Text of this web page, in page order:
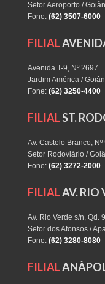
Setor Aeroporto /
Fone: (62) 3507-6000
FILIAL
Avenida T-9, Nº 2697
Jardim América /
Fone: (62) 3250-4400
FILIALST.
Av. Castelo Branco, Nº
Setor Rodoviário /
Fone: (62) 3272-2000
FILIALAV. RIO
Av. Rio Verde s/n, Qd.
Setor dos Afonsos /
Fone: (62) 3280-8080
FILIAL